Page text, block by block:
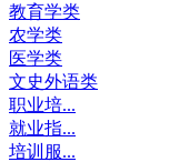
教育学类
农学类
医学类
文史外语类
职业培...
就业指...
培训服...